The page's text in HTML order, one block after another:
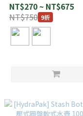
NT$270 ~ NT$675
NT$750 9折